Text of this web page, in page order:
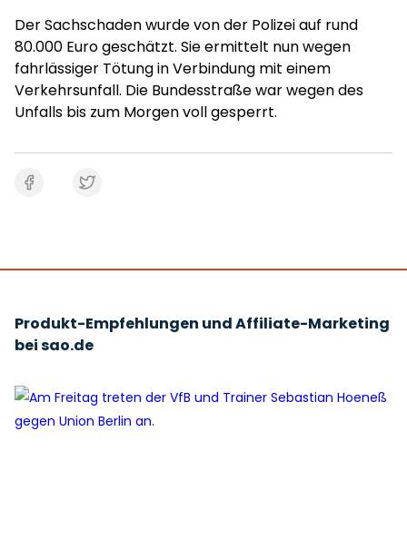
Der Sachschaden wurde von der Polizei auf rund
80.000 Euro geschätzt. Sie ermittelt nun wegen
fahrlässiger Tötung in Verbindung mit einem
Verkehrsunfall. Die Bundesstraße war wegen des
Unfalls bis zum Morgen voll gesperrt.
Produkt-Empfehlungen und Affiliate-Marketing
bei sao.de